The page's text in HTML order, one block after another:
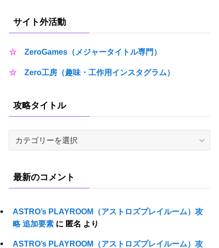
サイト外活動
☆ ZeroGames（メジャータイトル専門）
☆ Zero工房（趣味・工作用インスタグラム）
攻略タイトル
イ
最新のコメント
ASTRO’s PLAYROOM（アストロズプレイルーム）攻
略 追加要素に 匿名 より
ASTRO’s PLAYROOM（アストロズプレイルーム）攻